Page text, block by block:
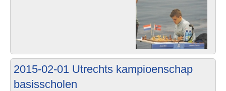
2015-02-01 Utrechts kampioenschap
basisscholen